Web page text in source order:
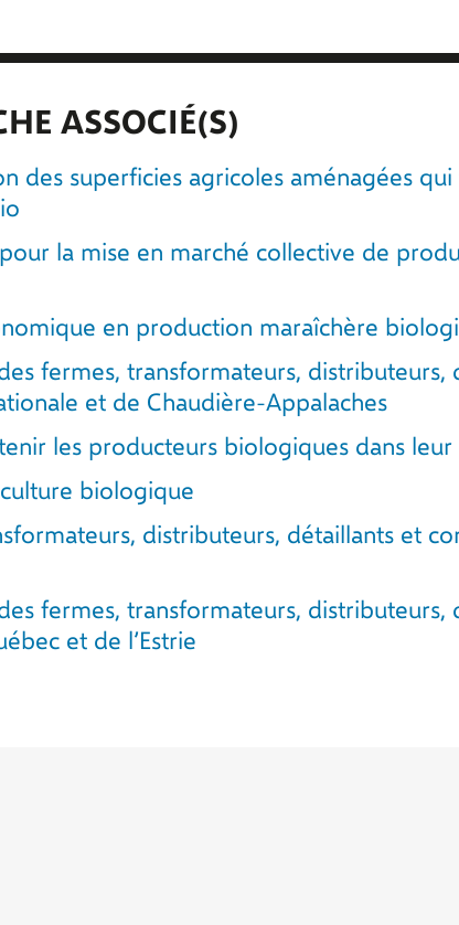
ASSOCIÉ(S)
des superficies agricoles aménagées
la mise en marché collective de
en production maraîchère
fermes, transformateurs,
et de Chaudière-Appalaches
les producteurs biologiques dans leur
biologique
distributeurs, détaillants et
fermes, transformateurs,
et de l’Estrie